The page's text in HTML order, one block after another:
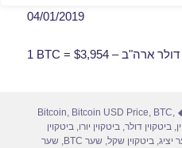
04/01/2019
1 BTC = $3,954 – דולר ארה"ב
תגיות Bitcoin, Bitcoin USD Price, BTC,
,ביטקוין דולר,ביטקוין יורו,ביטקוין
יציג,ביטקוין שקל,שער BTC ,שער